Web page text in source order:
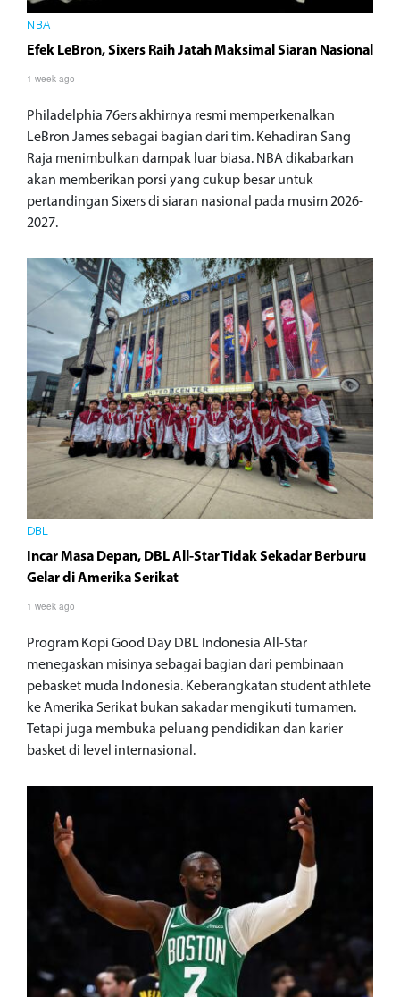
NBA
Efek LeBron, Sixers Raih Jatah Maksimal Siaran Nasional
1 week ago
Philadelphia 76ers akhirnya resmi memperkenalkan
LeBron James sebagai bagian dari tim. Kehadiran Sang
Raja menimbulkan dampak luar biasa. NBA dikabarkan
akan memberikan porsi yang cukup besar untuk
pertandingan Sixers di siaran nasional pada musim 2026-
2027.
DBL
Incar Masa Depan, DBL All-Star Tidak Sekadar Berburu
Gelar di Amerika Serikat
1 week ago
Program Kopi Good Day DBL Indonesia All-Star
menegaskan misinya sebagai bagian dari pembinaan
pebasket muda Indonesia. Keberangkatan student athlete
ke Amerika Serikat bukan sakadar mengikuti turnamen.
Tetapi juga membuka peluang pendidikan dan karier
basket di level internasional.